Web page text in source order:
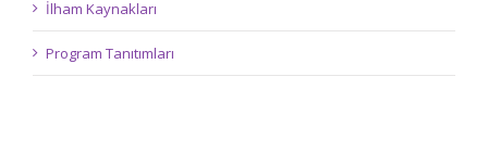
İlham Kaynakları
Program Tanıtımları